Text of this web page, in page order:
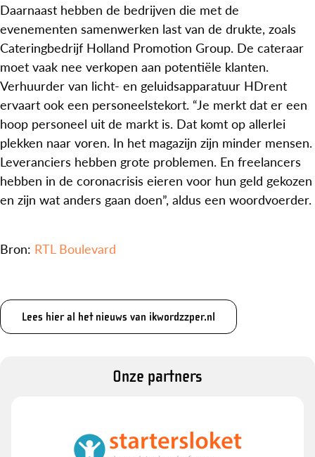
Daarnaast hebben de bedrijven die met de
evenementen samenwerken last van de drukte, zoals
Cateringbedrijf Holland Promotion Group. De cateraar
moet vaak nee verkopen aan potentiële klanten.
Verhuurder van licht- en geluidsapparatuur HDrent
ervaart ook een personeelstekort. “Je merkt dat er een
hoop personeel uit de markt is. Dat komt op allerlei
plekken naar voren. In het magazijn zijn minder mensen.
Leveranciers hebben grote problemen. En freelancers
hebben in de coronacrisis eieren voor hun geld gekozen
en zijn wat anders gaan doen”, aldus een woordvoerder.
Bron: RTL Boulevard
Lees hier al het nieuws van ikwordzzper.nl
Onze partners